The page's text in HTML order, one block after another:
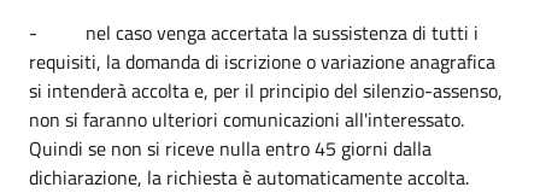
- nel caso venga accertata la sussistenza di tutti i
requisiti, la domanda di iscrizione o variazione anagrafica
si intenderà accolta e, per il principio del silenzio-assenso,
non si faranno ulteriori comunicazioni all'interessato.
Quindi se non si riceve nulla entro 45 giorni dalla
dichiarazione, la richiesta è automaticamente accolta.